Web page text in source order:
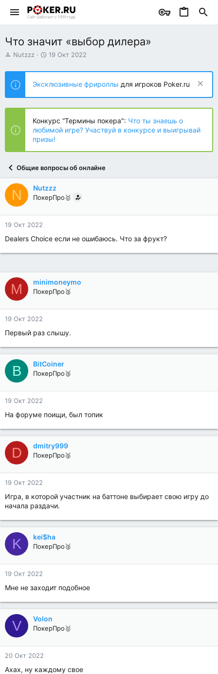
Что значит «выбор дилера»
А
т
о
р
т
е
ы
Nutzzz
Д
т
н
а
ч
л
а
19 Окт 2022
Эксклюзивные фрироллы для игроков Poker.ru
Конкурс “Термины покера": Что ты знаешь о
любимой игре? Участвуй в конкурсе и выигрывай
призы!
Общие вопросы об онлайне
N Nutzzz
ПокерПро🥇
19 Окт 2022
Dealers Choice если не ошибаюсь. Что за фрукт?
M minimoneymo
ПокерПро🥈
19 Окт 2022
Первый раз слышу.
B BitCoiner
ПокерПро🥈
19 Окт 2022
На форуме поищи, был топик
D dmitry999
ПокерПро🥈
19 Окт 2022
Игра, в которой участник на баттоне выбирает свою игру до
начала раздачи.
K kei$ha
ПокерПро🥈
19 Окт 2022
Мне не заходит подобное
V Volon
ПокерПро🥇
20 Окт 2022
Ахах, ну каждому свое